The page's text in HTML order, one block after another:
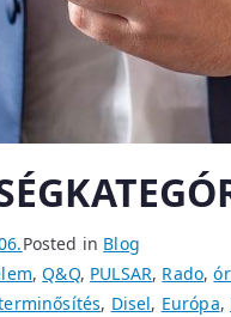
Posted in Blog
,Q&Q, PULSAR, Rado,
, Disel, Európa,